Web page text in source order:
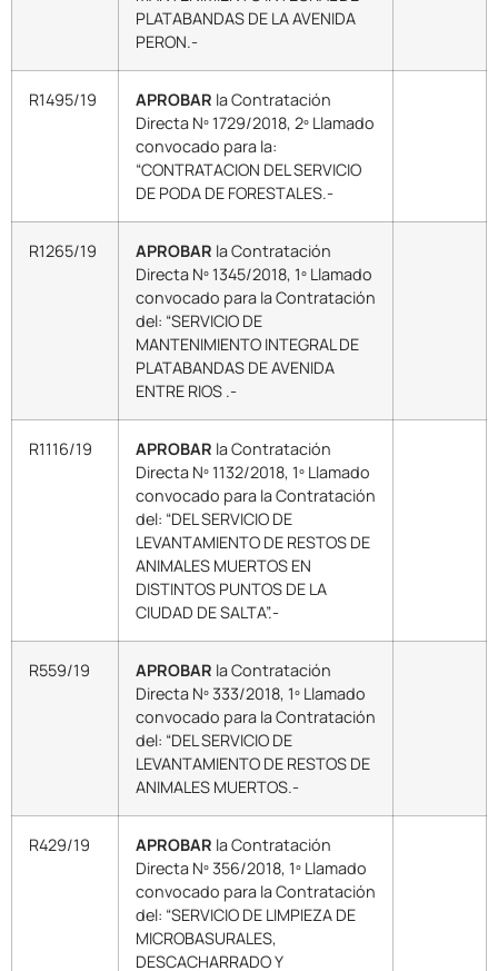
PLATABANDAS DE LA AVENIDA
PERON.-
R1495/19 APROBAR la Contratación
Directa Nº 1729/2018, 2º Llamado
convocado para la:
“CONTRATACION DEL SERVICIO
DE PODA DE FORESTALES.-
R1265/19 APROBAR la Contratación
Directa Nº 1345/2018, 1º Llamado
convocado para la Contratación
del: “SERVICIO DE
MANTENIMIENTO INTEGRAL DE
PLATABANDAS DE AVENIDA
ENTRE RIOS .-
R1116/19 APROBAR la Contratación
Directa Nº 1132/2018, 1º Llamado
convocado para la Contratación
del: “DEL SERVICIO DE
LEVANTAMIENTO DE RESTOS DE
ANIMALES MUERTOS EN
DISTINTOS PUNTOS DE LA
CIUDAD DE SALTA”.-
R559/19 APROBAR la Contratación
Directa Nº 333/2018, 1º Llamado
convocado para la Contratación
del: “DEL SERVICIO DE
LEVANTAMIENTO DE RESTOS DE
ANIMALES MUERTOS.-
R429/19 APROBAR la Contratación
Directa Nº 356/2018, 1º Llamado
convocado para la Contratación
del: “SERVICIO DE LIMPIEZA DE
MICROBASURALES,
DESCACHARRADO Y